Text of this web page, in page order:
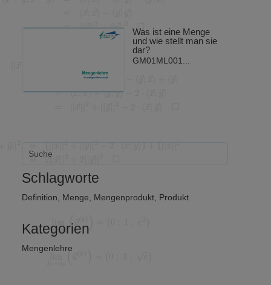
Was ist eine Menge
und wie stellt man sie
dar?
GM01ML001...
Schlagworte
Definition Menge Mengenprodukt, Produkt
Kategorien
Mengenlehre